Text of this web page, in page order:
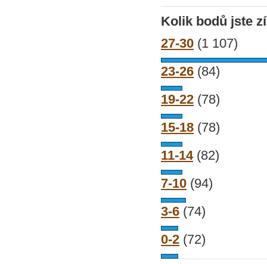
Kolik bodů jste
27-30 (1 107)
23-26 (84)
19-22 (78)
15-18 (78)
11-14 (82)
7-10 (94)
3-6 (74)
0-2 (72)